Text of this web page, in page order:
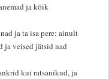
ja kõik
ja ta isa pere; ainult
ja veised jätsid nad
kui ratsanikud, ja